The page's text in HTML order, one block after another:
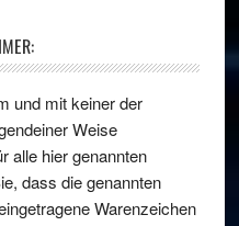
und mit keiner der
Weise
alle hier genannten
dass die genannten
Warenzeichen